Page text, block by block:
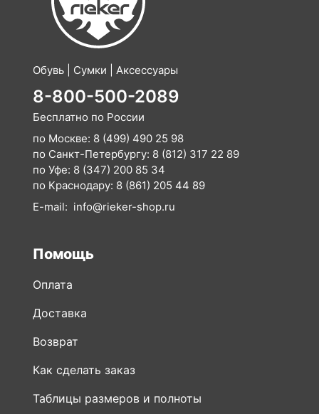
Обувь | Сумки | Аксессуары
8-800-500-2089
Бесплатно по России
по Москве: 8 (499) 490 25 98
по Санкт-Петербургу: 8 (812) 317 22 89
по Уфе: 8 (347) 200 85 34
по Краснодару: 8 (861) 205 44 89
E-mail: info@rieker-shop.ru
Помощь
Оплата
Доставка
Возврат
Как сделать заказ
Таблицы размеров и полноты